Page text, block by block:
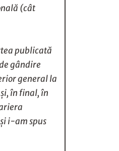
(cât
publicată
gândire
general la
în final, în
i-am spus